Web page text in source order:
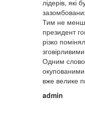
лідерів, які
Тим не
президент
різко
Одним
вже велике
admin